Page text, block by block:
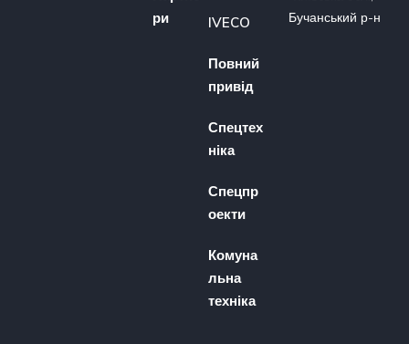
ри
IVECO
Повний
привід
Спецтех
ніка
Спецпр
оекти
Комуна
льна
техніка
Бучанський р-н